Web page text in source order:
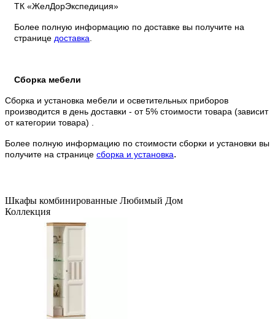
ТК «ЖелДорЭкспедиция»
Более полную информацию по доставке вы получите на
странице доставка
Сборка мебели
Сборка и установка мебели и осветительных приборов
производится в день доставки - от 5% стоимости товара (зависит
от категории товара) .
Более полную информацию по стоимости сборки и установки вы
получите на странице сборка и установка.
Шкафы комбинированные Любимый Дом
Коллекция